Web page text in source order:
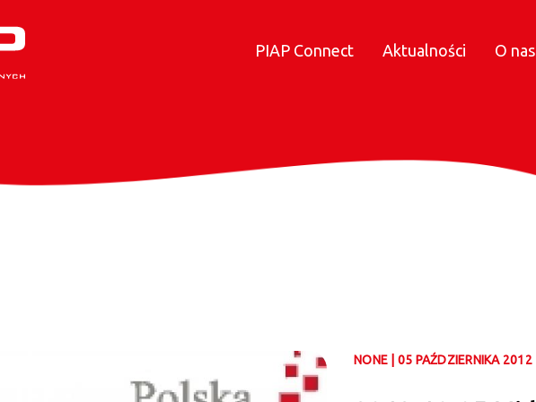
PIAP Connect Aktualności O nas
NONE | 05 PAŹDZIERNIKA 2012